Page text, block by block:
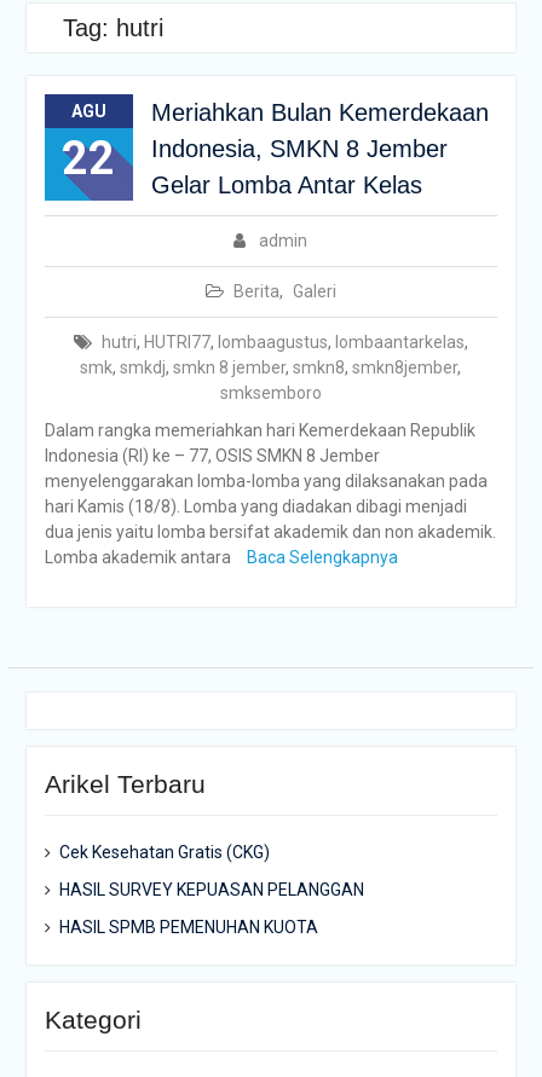
Tag: hutri
AGU
22
Meriahkan Bulan Kemerdekaan
Indonesia, SMKN 8 Jember
Gelar Lomba Antar Kelas
admin
Berita, Galeri
hutri, HUTRI77, lombaagustus, lombaantarkelas,
smk,smkdj,smkn 8 jember,smkn8,smkn8jember,
smksemboro
Dalam rangka memeriahkan hari Kemerdekaan Republik
Indonesia (RI) ke – 77, OSIS SMKN 8 Jember
menyelenggarakan lomba-lomba yang dilaksanakan pada
hari Kamis (18/8). Lomba yang diadakan dibagi menjadi
dua jenis yaitu lomba bersifat akademik dan non akademik.
Lomba akademik antara
Baca Selengkapnya
Arikel Terbaru
Cek Kesehatan Gratis (CKG)
HASIL SURVEY KEPUASAN PELANGGAN
HASIL SPMB PEMENUHAN KUOTA
Kategori